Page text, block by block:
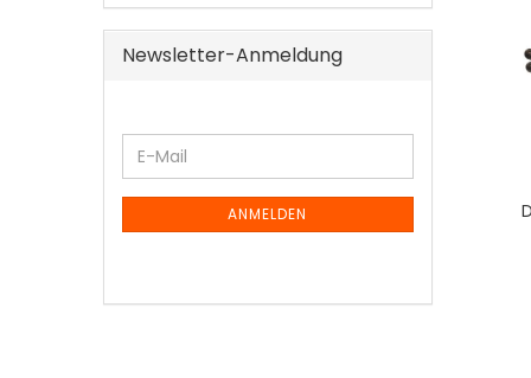
Newsletter-Anmeldung
WEITER
ZUR
NEWSLETTER-
ANMELDUNG
E-
Mail
ANMELDEN